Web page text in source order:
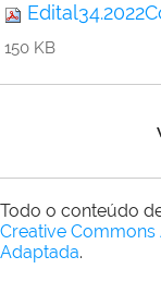
150 KB
Todo o conteúdo
Creative
Adaptada.